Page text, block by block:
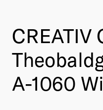
CREATIV
A-1060